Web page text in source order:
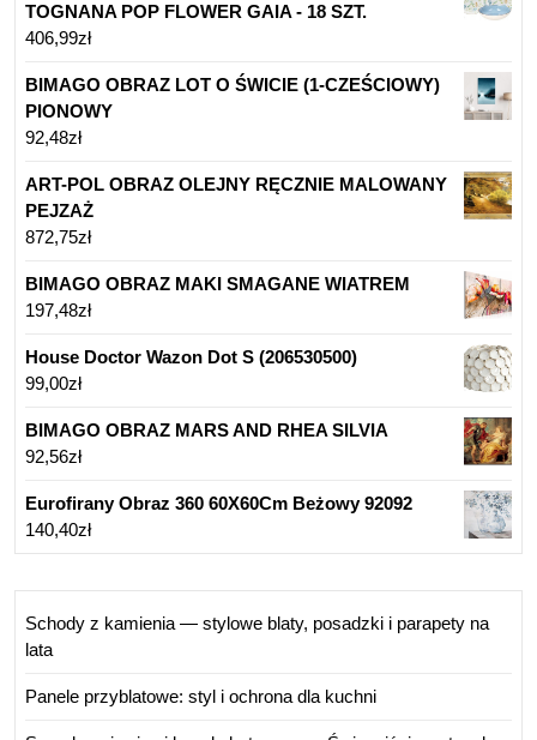
TOGNANA POP FLOWER GAIA - 18 SZT.
406,99zł
BIMAGO OBRAZ LOT O ŚWICIE (1-CZEŚCIOWY)
PIONOWY
92,48zł
ART-POL OBRAZ OLEJNY RĘCZNIE MALOWANY
PEJZAŻ
872,75zł
BIMAGO OBRAZ MAKI SMAGANE WIATREM
197,48zł
House Doctor Wazon Dot S (206530500)
99,00zł
BIMAGO OBRAZ MARS AND RHEA SILVIA
92,56zł
Eurofirany Obraz 360 60X60Cm Beżowy 92092
140,40zł
Schody z kamienia — stylowe blaty, posadzki i parapety na
lata
Panele przyblatowe: styl i ochrona dla kuchni